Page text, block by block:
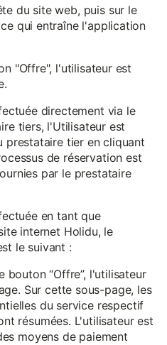
du site web, puis sur le
qui entraîne l'application
"Offre", l'utilisateur est
directement via le
tiers, l'Utilisateur est
prestataire tier en cliquant
de réservation est
par le prestataire
en tant que
internet Holidu, le
le suivant :
bouton “Offre”, l'utilisateur
Sur cette sous-page, les
du service respectif
résumées. L'utilisateur est
moyens de paiement